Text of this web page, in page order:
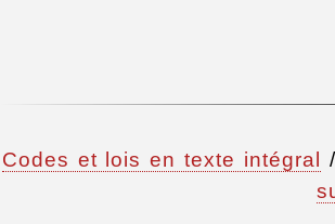
Codes et lois en texte intégral